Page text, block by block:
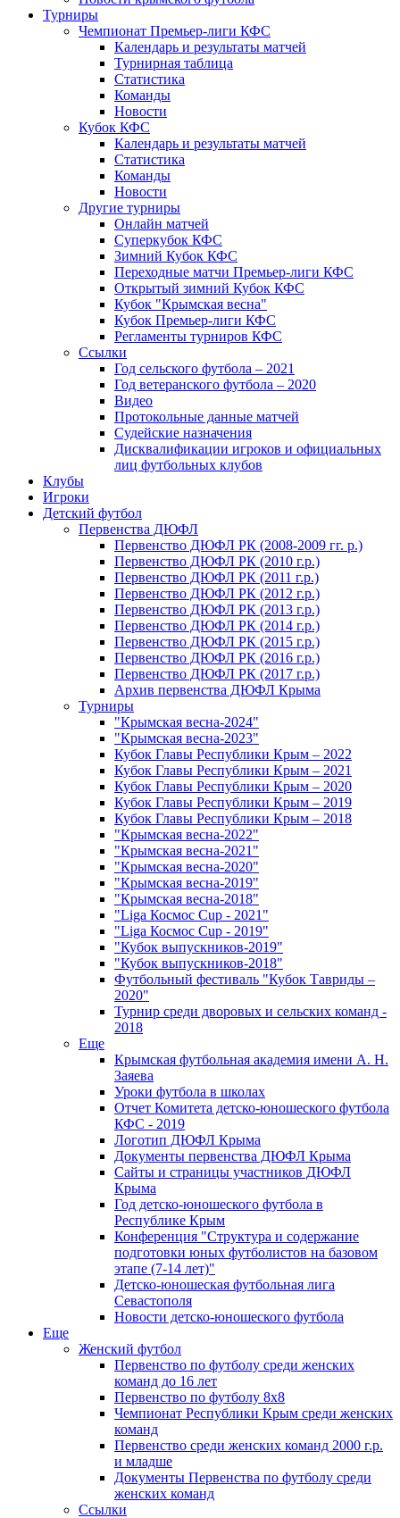
Турниры
Чемпионат Премьер-лиги КФС
Календарь и результаты матчей
Турнирная таблица
Статистика
Команды
Новости
Кубок КФС
Календарь и результаты матчей
Статистика
Команды
Новости
Другие турниры
Онлайн матчей
Суперкубок КФС
Зимний Кубок КФС
Переходные матчи Премьер-лиги КФС
Открытый зимний Кубок КФС
Кубок "Крымская весна"
Кубок Премьер-лиги КФС
Регламенты турниров КФС
Ссылки
Год сельского футбола – 2021
Год ветеранского футбола – 2020
Видео
Протокольные данные матчей
Судейские назначения
Дисквалификации игроков и официальных
лиц футбольных клубов
Клубы
Игроки
Детский футбол
Первенства ДЮФЛ
Первенство ДЮФЛ РК (2008-2009 гг. р.)
Первенство ДЮФЛ РК (2010 г.р.)
Первенство ДЮФЛ РК (2011 г.р.)
Первенство ДЮФЛ РК (2012 г.р.)
Первенство ДЮФЛ РК (2013 г.р.)
Первенство ДЮФЛ РК (2014 г.р.)
Первенство ДЮФЛ РК (2015 г.р.)
Первенство ДЮФЛ РК (2016 г.р.)
Первенство ДЮФЛ РК (2017 г.р.)
Архив первенства ДЮФЛ Крыма
Турниры
"Крымская весна-2024"
"Крымская весна-2023"
Кубок Главы Республики Крым – 2022
Кубок Главы Республики Крым – 2021
Кубок Главы Республики Крым – 2020
Кубок Главы Республики Крым – 2019
Кубок Главы Республики Крым – 2018
"Крымская весна-2022"
"Крымская весна-2021"
"Крымская весна-2020"
"Крымская весна-2019"
"Крымская весна-2018"
"Liga Космос Cup - 2021"
"Liga Космос Cup - 2019"
"Кубок выпускников-2019"
"Кубок выпускников-2018"
Футбольный фестиваль "Кубок Тавриды –
2020"
Турнир среди дворовых и сельских команд -
2018
Еще
Крымская футбольная академия имени А. Н.
Заяева
Уроки футбола в школах
Отчет Комитета детско-юношеского футбола
КФС - 2019
Логотип ДЮФЛ Крыма
Документы первенства ДЮФЛ Крыма
Сайты и страницы участников ДЮФЛ
Крыма
Год детско-юношеского футбола в
Республике Крым
Конференция "Структура и содержание
подготовки юных футболистов на базовом
этапе (7-14 лет)"
Детско-юношеская футбольная лига
Севастополя
Новости детско-юношеского футбола
Еще
Женский футбол
Первенство по футболу среди женских
команд до 16 лет
Первенство по футболу 8х8
Чемпионат Республики Крым среди женских
команд
Первенство среди женских команд 2000 г.р.
и младше
Документы Первенства по футболу среди
женских команд
Ссылки